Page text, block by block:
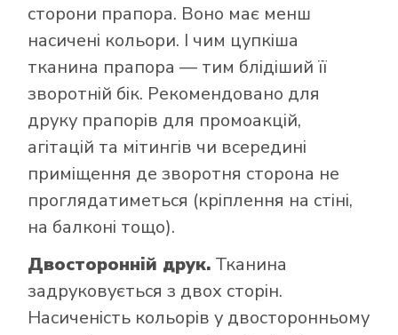
сторони прапора. Воно має менш
насичені кольори. І чим цупкіша
тканина прапора — тим блідіший її
зворотній бік. Рекомендовано для
друку прапорів для промоакцій,
агітацій та мітингів чи всередині
приміщення де зворотня сторона не
проглядатиметься (кріплення на стіні,
на балконі тощо).
Двосторонній друк. Тканина
задруковується з двох сторін.
Насиченість кольорів у двосторонньому